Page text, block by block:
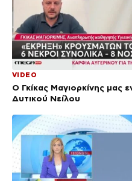
VIDEO
Ο Γκίκας Μαγιορκίνης μας
Δυτικού Νείλου